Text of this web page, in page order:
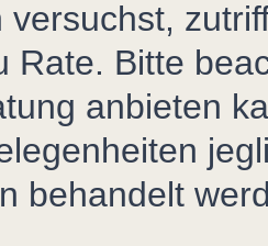
versuchst,
Rate. Bitte
anbieten
behandelt